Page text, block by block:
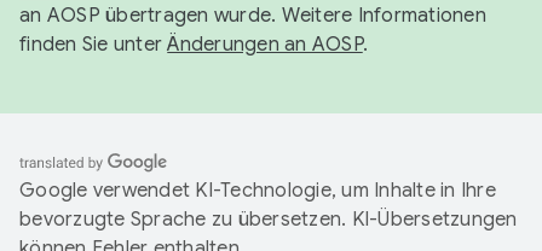
an AOSP übertragen wurde. Weitere Informationen
finden Sie unterÄnderungen an AOSP.
Google verwendet KI-Technologie, um Inhalte in Ihre
bevorzugte Sprache zu übersetzen. KI-Übersetzungen